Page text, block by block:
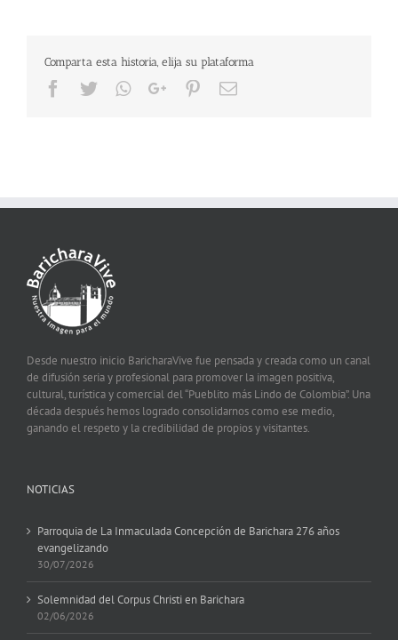
Comparta esta historia, elija su plataforma
Facebook
TwitterWhatsapp
Google+Pinterest
Email
Desde nuestro inicio BaricharaVive fue pensada y creada como un canal
de difusión seria y profesional para promover la imagen positiva,
cultural, turística y comercial del “Pueblito más Lindo de Colombia”. Una
década después hemos logrado consolidarnos como ese medio,
ganando el respeto y la credibilidad de propios y visitantes.
NOTICIAS
Parroquia de La Inmaculada Concepción de Barichara 276 años
evangelizando
30/07/2026
Solemnidad del Corpus Christi en Barichara
02/06/2026